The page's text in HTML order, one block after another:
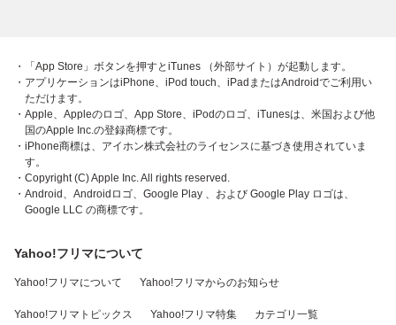
・「App Store」ボタンを押すとiTunes （外部サイト）が起動します。
・アプリケーションはiPhone、iPod touch、iPadまたはAndroidでご利用い
ただけます。
・Apple、Appleのロゴ、App Store、iPodのロゴ、iTunesは、米国および他
国のApple Inc.の登録商標です。
・iPhone商標は、アイホン株式会社のライセンスに基づき使用されていま
す。
・Copyright (C) Apple Inc. All rights reserved.
・Android、Androidロゴ、Google Play 、および Google Play ロゴは、
Google LLC の商標です。
Yahoo!フリマについて
Yahoo!フリマについて Yahoo!フリマからのお知らせ
Yahoo!フリマトピックス Yahoo!フリマ特集 カテゴリ一覧